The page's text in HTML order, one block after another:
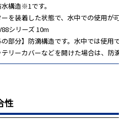
水構造※1です。
を装着した状態で、水中での使用が
シリーズ 10m
の部分】防滴構造です。水中では使用で
リーカバーなどを開けた場合は、防滴
性